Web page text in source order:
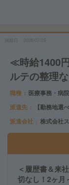
2026/07/25
≪時給1400
ルテの整理
職種
医療事務・病
派遣先
【勤務地選
派遣会社
株式会社
＜履歴書＆来
切なし！2ヶ月